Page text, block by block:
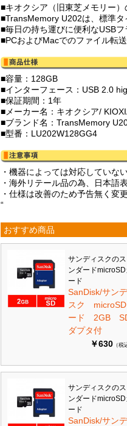
■キオクシア（旧東芝メモリー
■TransMemory U202は、標準
■毎日の持ち運びに便利なUSB
■PCおよびMacでのファイル転
■容量：128GB
■インターフェース：USB 2.0
■保証期間：1年
■メーカー名：キオクシア/
■ブランド名：TransMemory
■型番：LU202W128GG4
・機器によっては対応していな
・海外リテール品の為、日本語
・仕様は改善のため予告無く変
“
おすすめ商品
サンディスクの
ンダード
ード
SanDisk/サン
スク
ード 2GB
ダプタ付
￥630 （税
サンディスクの
ンダード
ード
SanDisk/サン